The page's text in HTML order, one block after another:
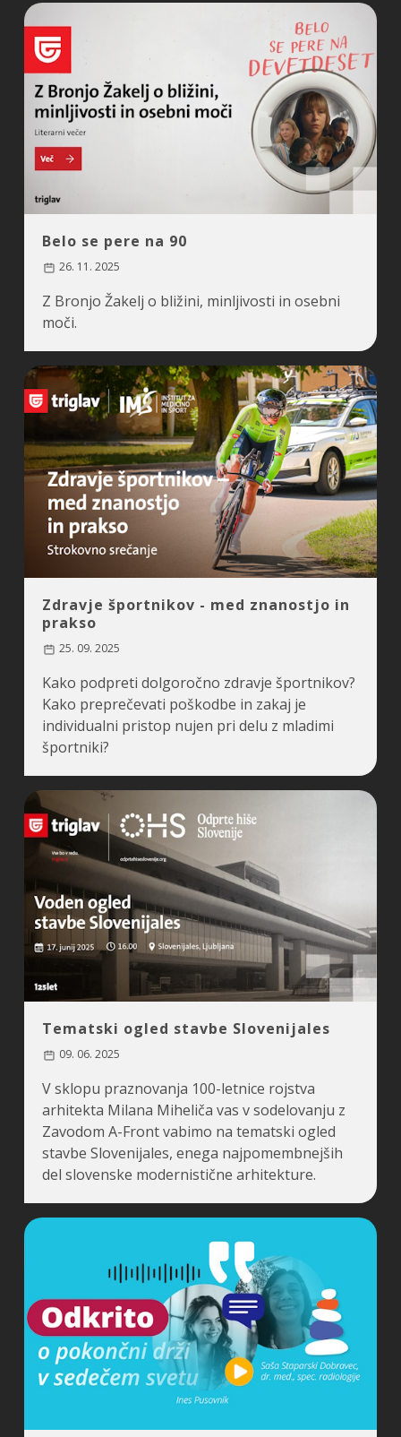
Belo se pere na 90
26. 11. 2025
Z Bronjo Žakelj o bližini, minljivosti in osebni
moči.
Zdravje športnikov - med znanostjo in
prakso
25. 09. 2025
Kako podpreti dolgoročno zdravje športnikov?
Kako preprečevati poškodbe in zakaj je
individualni pristop nujen pri delu z mladimi
športniki?
Tematski ogled stavbe Slovenijales
09. 06. 2025
V sklopu praznovanja 100-letnice rojstva
arhitekta Milana Miheliča vas v sodelovanju z
Zavodom A-Front vabimo na tematski ogled
stavbe Slovenijales, enega najpomembnejših
del slovenske modernistične arhitekture.